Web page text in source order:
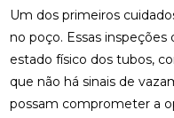
Um dos primeiros
no poço. Essas
estado físico dos tubos,
que não há sinais de
possam comprometer a